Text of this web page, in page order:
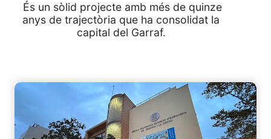
És un sòlid projecte amb més de quinze
anys de trajectòria que ha consolidat la
capital del Garraf.